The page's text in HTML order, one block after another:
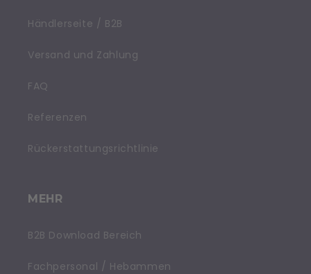
Händlerseite / B2B
Versand und Zahlung
FAQ
Referenzen
Rückerstattungsrichtlinie
MEHR
B2B Download Bereich
Fachpersonal / Hebammen